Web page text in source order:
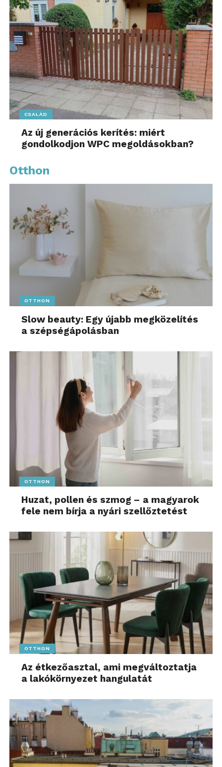
CSALÁD
Az új generációs kerítés: miért
gondolkodjon WPC megoldásokban?
Otthon
OTTHON
Slow beauty: Egy újabb megközelítés
a szépségápolásban
OTTHON
Huzat, pollen és szmog – a magyarok
fele nem bírja a nyári szellőztetést
OTTHON
Az étkezőasztal, ami megváltoztatja
a lakókörnyezet hangulatát